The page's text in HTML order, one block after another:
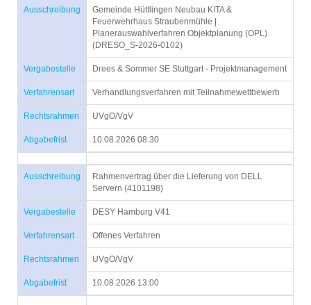
Ausschreibung
Gemeinde Hüttlingen Neubau KITA &
Feuerwehrhaus Straubenmühle |
Planerauswahlverfahren Objektplanung (OPL)
(DRESO_S-2026-0102)
Vergabestelle Drees & Sommer SE Stuttgart - Projektmanagement
Verfahrensart Verhandlungsverfahren mit Teilnahmewettbewerb
Rechtsrahmen UVgO/VgV
Abgabefrist 10.08.2026 08:30
Ausschreibung
Rahmenvertrag über die Lieferung von DELL
Servern (4101198)
Vergabestelle DESY Hamburg V41
Verfahrensart Offenes Verfahren
Rechtsrahmen UVgO/VgV
Abgabefrist 10.08.2026 13:00